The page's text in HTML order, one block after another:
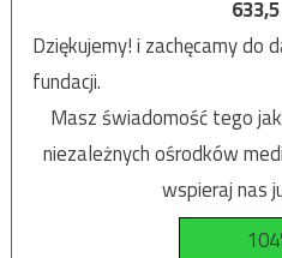
633,5
Dziękujemy! i zachęcamy do
fundacji.
Masz świadomość tego
niezależnych ośrodków
wspieraj nas